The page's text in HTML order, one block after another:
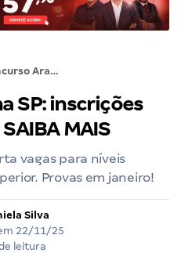
Concurso Aramina SP: inscrições abrem dia 26/11! SAIBA MAIS
SP: inscrições
MAIS
vagas para níveis
Provas em janeiro!
Silva
22/11/25
leitura